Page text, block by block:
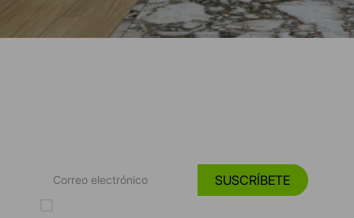
SUSCRÍBETE